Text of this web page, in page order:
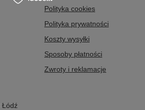
Polityka cookies
Polityka prywatności
Koszty wysyłki
Sposoby płatności
Zwroty i reklamacje
Łódź